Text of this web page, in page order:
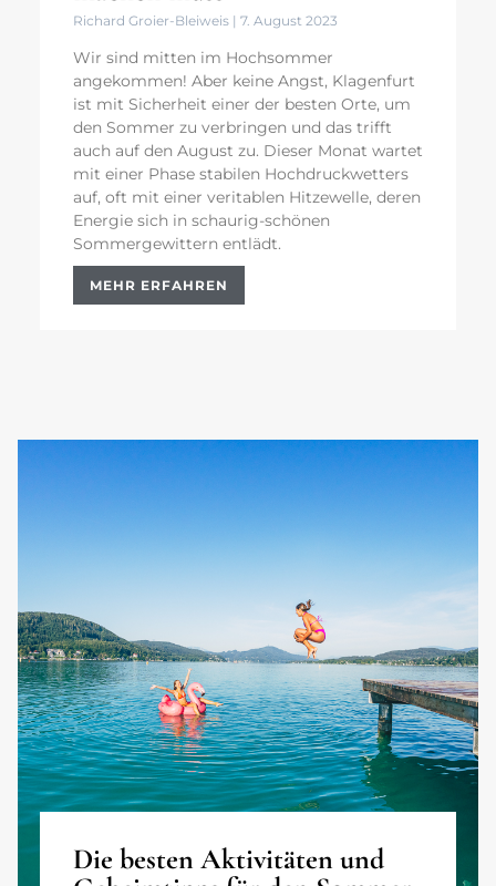
Richard Groier-Bleiweis 7. August 2023
Wir sind mitten im Hochsommer
angekommen! Aber keine Angst, Klagenfurt
ist mit Sicherheit einer der besten Orte, um
den Sommer zu verbringen und das trifft
auch auf den August zu. Dieser Monat wartet
mit einer Phase stabilen Hochdruckwetters
auf, oft mit einer veritablen Hitzewelle, deren
Energie sich in schaurig-schönen
Sommergewittern entlädt.
MEHR ERFAHREN
Die besten Aktivitäten und